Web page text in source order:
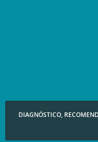
DIAGNÓSTICO,